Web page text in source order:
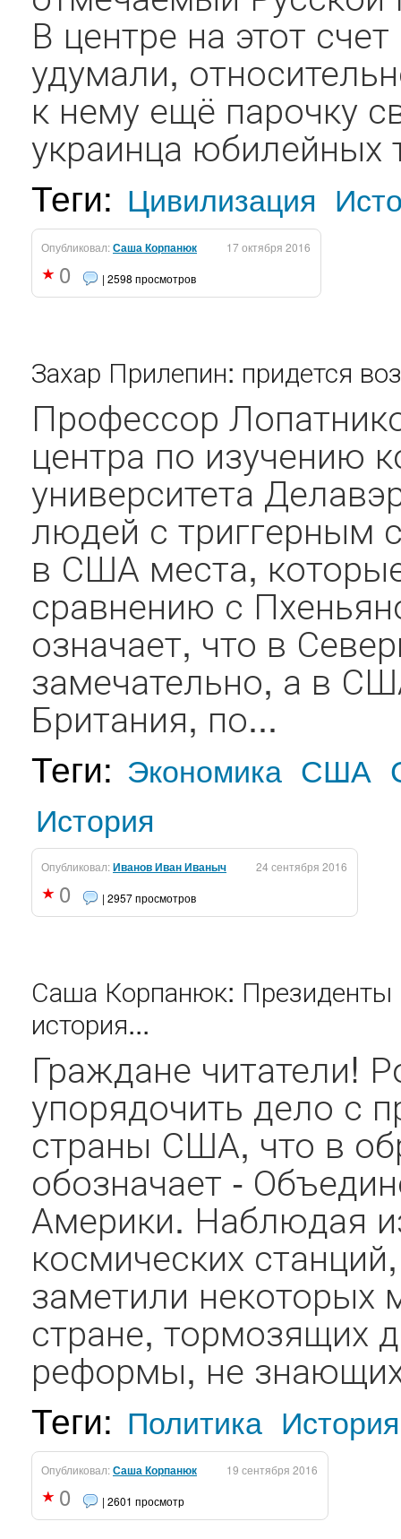
В центре на этот
удумали,
к нему ещё парочку
украинца юбилейных
Теги: Цивилизация
Опубликовал:Саша Корпанюк 17 октября 2016
0 | 2598 просмотров
Захар Прилепин: придется
Профессор
центра по изучению
университета
людей с триггерным
в США места,
сравнению с
означает, что в
замечательно, а в
Британия, по...
Теги: Экономика США
История
Опубликовал:Иванов Иван Иваныч 24 сентября 2016
0 | 2957 просмотров
Саша Корпанюк:
история...
Граждане читатели!
упорядочить дело с
страны США, что в
обозначает -
Америки. Наблюдая
космических
заметили
стране, тормозящих
реформы, не
Теги: Политика История
Опубликовал:Саша Корпанюк 19 сентября 2016
0 | 2601 просмотр